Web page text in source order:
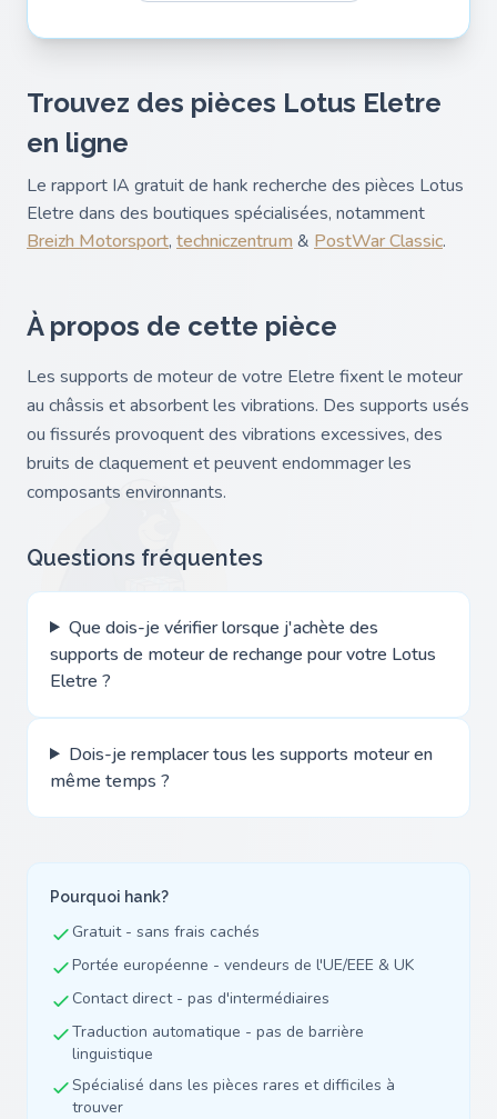
Trouvez des pièces Lotus Eletre
en ligne
Le rapport IA gratuit de hank recherche des pièces Lotus
Eletre dans des boutiques spécialisées, notamment
Breizh Motorsport, techniczentrum & PostWar Classic.
À propos de cette pièce
Les supports de moteur de votre Eletre fixent le moteur
au châssis et absorbent les vibrations. Des supports usés
ou fissurés provoquent des vibrations excessives, des
bruits de claquement et peuvent endommager les
composants environnants.
Questions fréquentes
Que dois-je vérifier lorsque j'achète des
supports de moteur de rechange pour votre Lotus
Eletre ?
Dois-je remplacer tous les supports moteur en
même temps ?
Pourquoi hank?
Gratuit - sans frais cachés
Portée européenne - vendeurs de l'UE/EEE & UK
Contact direct - pas d'intermédiaires
Traduction automatique - pas de barrière
linguistique
Spécialisé dans les pièces rares et difficiles à
trouver